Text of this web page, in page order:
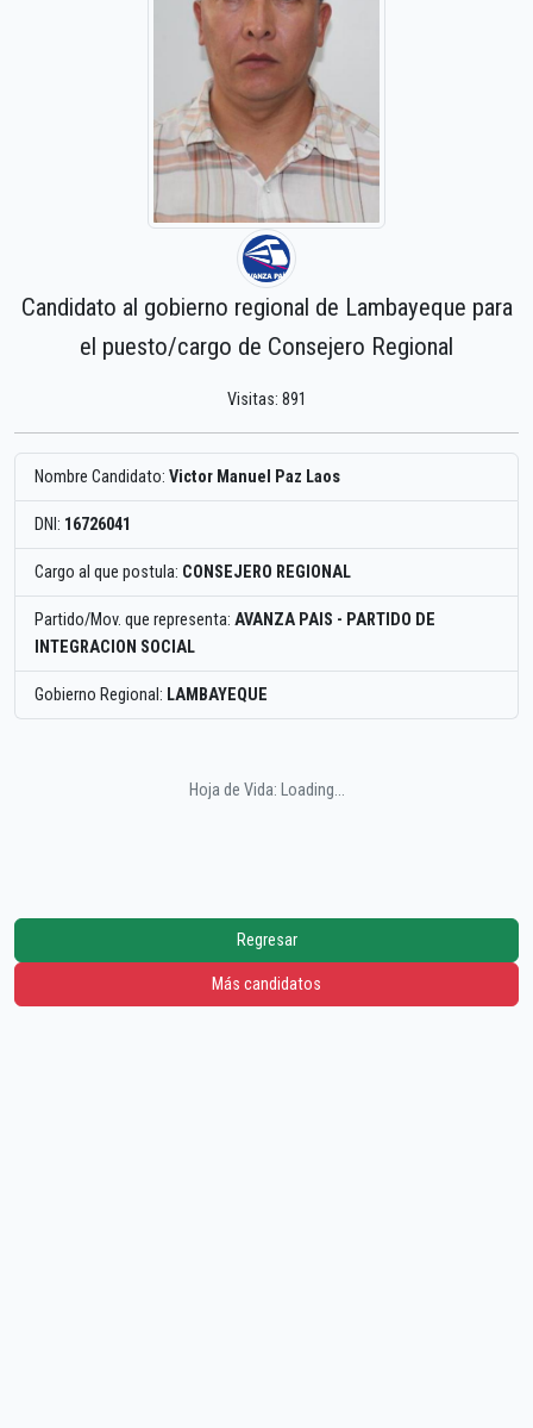
Candidato al gobierno regional de Lambayeque para
el puesto/cargo de Consejero Regional
Visitas: 891
Nombre Candidato: Victor Manuel Paz Laos
DNI: 16726041
Cargo al que postula: CONSEJERO REGIONAL
Partido/Mov. que representa: AVANZA PAIS - PARTIDO DE
INTEGRACION SOCIAL
Gobierno Regional: LAMBAYEQUE
Hoja de Vida: Loading...
Regresar
Más candidatos